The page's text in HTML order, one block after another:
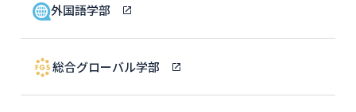
外国語学部
総合グローバル学部